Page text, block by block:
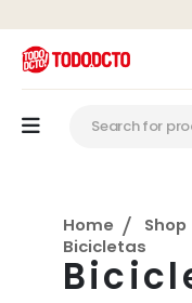
Home Shop
Bicicletas